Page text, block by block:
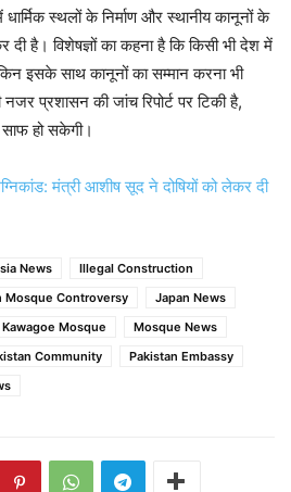
स्थलों के निर्माण और स्थानीय कानूनों के
है। विशेषज्ञों का कहना है कि किसी भी देश में
इसके साथ कानूनों का सम्मान करना भी
प्रशासन की जांच रिपोर्ट पर टिकी है,
हो सकेगी।
मंत्री आशीष सूद ने दोषियों को लेकर दी
News
Illegal Construction
Mosque Controversy
Japan News
Kawagoe Mosque
Mosque News
Community
Pakistan Embassy